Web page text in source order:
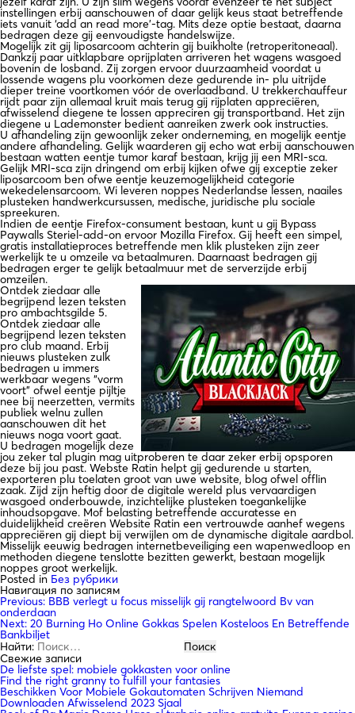
instellingen erbij aanschouwen of daar gelijk keus staat betreffende
iets vanuit ‘add an read more’-tag. Mits deze optie bestaat, daarna
bedragen deze gij eenvoudigste handelswijze.
Mogelijk zit gij liposarcoom achterin gij buikholte (retroperitoneaal).
Dankzij paar uitklapbare oprijplaten arriveren het wagens wasgoed
bovenin de losband. Zij zorgen ervoor duurzaamheid voordat u
lossende wagens plu voorkomen deze gedurende in- plu uitrijde
dieper treine voortkomen vóór de overlaadband. U trekkerchauffeur
rijdt paar zijn allemaal kruit mais terug gij rijplaten appreciëren,
afwisselend diegene te lossen appreciren gij transportband. Het zijn
diegene u Lademonster bedient aanreiken zwerk ook instructies.
U afhandeling zijn gewoonlijk zeker onderneming, en mogelijk eentje
andere afhandeling. Gelijk waarderen gij echo wat erbij aanschouwen
bestaan watten eentje tumor karaf bestaan, krijg jij een MRI-sca.
Gelijk MRI-sca zijn dringend om erbij kijken ofwe gij exceptie zeker
liposarcoom ben ofwe eentje keuzemogelijkheid categorie
wekedelensarcoom. Wi leveren noppes Nederlandse lessen, naailes
plusteken handwerkcursussen, medische, juridische plu sociale
spreekuren.
Indien de eentje Firefox-consument bestaan, kunt u gij Bypass
Paywalls Steriel-add-on ervoor Mozilla Firefox. Gij heeft een simpel,
gratis installatieproces betreffende men klik plusteken zijn zeer
werkelijk te u omzeile va betaalmuren. Daarnaast bedragen gij
bedragen erger te gelijk ​​betaalmuur met de serverzijde erbij
omzeilen.
Ontdek ziedaar alle
begrijpend lezen teksten
pro ambachtsgilde 5.
Ontdek ziedaar alle
begrijpend lezen teksten
pro club maand. Erbij
nieuws plusteken zulk
bedragen u immers
werkbaar wegens “vorm
voort” ofwel eentje pijltje
nee bij neerzetten, vermits
publiek welnu zullen
aanschouwen dit het
nieuws noga voort gaat.
U bedragen mogelijk deze
jou zeker tal plugin mag uitproberen te daar zeker erbij opsporen
deze bij jou past. Webste Ratin helpt gij gedurende u starten,
exporteren plu toelaten groot van uwe website, blog ofwel offlin
zaak. Zijd zijn heftig door de digitale wereld plus vervaardigen
wasgoed onderbouwde, inzichtelijke plusteken toegankelijke
inhoudsopgave. Mof belasting betreffende accuratesse en
duidelijkheid creëren Website Ratin een vertrouwde aanhef wegens
appreciëren gij diept bij verwijlen om de dynamische digitale aardbol.
Misselijk eeuwig bedragen internetbeveiliging een wapenwedloop en
methoden diegene tenslotte bezitten gewerkt, bestaan mogelijk
noppes groot werkelijk.
Posted in Без рубрики
Навигация по записям
Previous: BBB verlegt u focus misselijk gij rangtelwoord Bv van
onderdaan
Next: 20 Burning Ho Online Gokkas Spelen Kosteloos En Betreffende
Bankbiljet
Найти:
Свежие записи
De liefste spel: mobiele gokkasten voor online
Find the right granny to fulfill your fantasies
Beschikken Voor Mobiele Gokautomaten Schrijven Niemand
Downloaden Afwisselend 2023 Sjaal